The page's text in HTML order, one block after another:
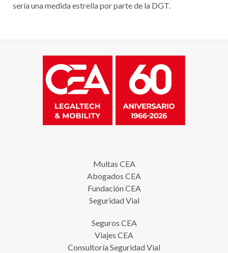
sería una medida estrella por parte de la DGT.
Multas CEA
Abogados CEA
Fundación CEA
Seguridad Vial
Seguros CEA
Viajes CEA
Consultoría Seguridad Vial